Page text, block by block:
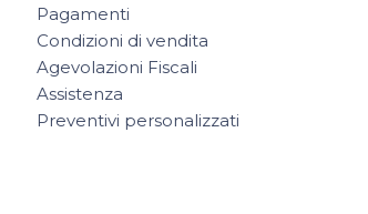
Pagamenti
Condizioni di vendita
Agevolazioni Fiscali
Assistenza
Preventivi personalizzati